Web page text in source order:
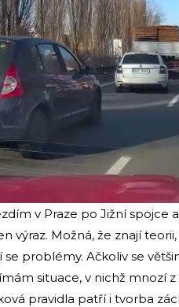
v Praze po Jižní spojce
výraz. Možná, že znají
problémy. Ačkoliv se
situace, v nichž mnozí
pravidla patří i tvorba